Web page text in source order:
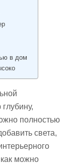
в дом
полностью
света,
можно